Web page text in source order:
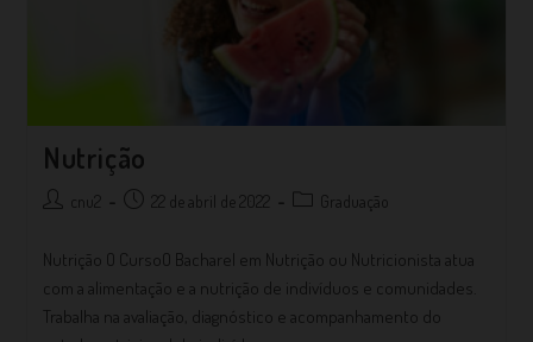
Nutrição
cnu2 22 de abril de 2022 Graduação
Nutrição O CursoO Bacharel em Nutrição ou Nutricionista atua
com a alimentação e a nutrição de indivíduos e comunidades.
Trabalha na avaliação, diagnóstico e acompanhamento do